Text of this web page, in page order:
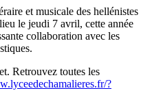
et musicale des hellénistes
le jeudi 7 avril, cette année
collaboration avec les
Retrouvez toutes les
?